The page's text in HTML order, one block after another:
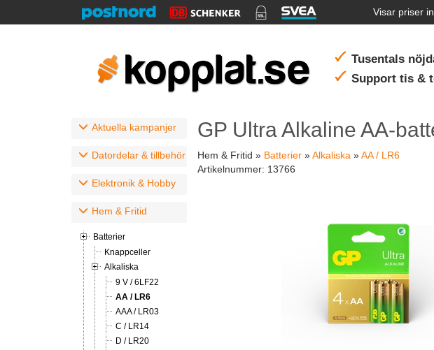
Visar priser
Tusentals
Support tis &
Aktuella kampanjer
Datordelar & tillbehör
Elektronik & Hobby
Hem & Fritid
Batterier
Knappceller
Alkaliska
9 V / 6LF22
AA / LR6
AAA / LR03
C / LR14
D / LR20
GP Ultra Alkaline AA-
Hem & Fritid » Batterier »Alkaliska »AA / LR6
Artikelnummer: 13766